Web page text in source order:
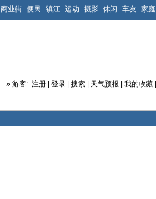
商业街-便民 -镇江-运动 -摄影-休闲 -车友-家庭
» 游客: 注册 登录 搜索 天气预报 我的收藏